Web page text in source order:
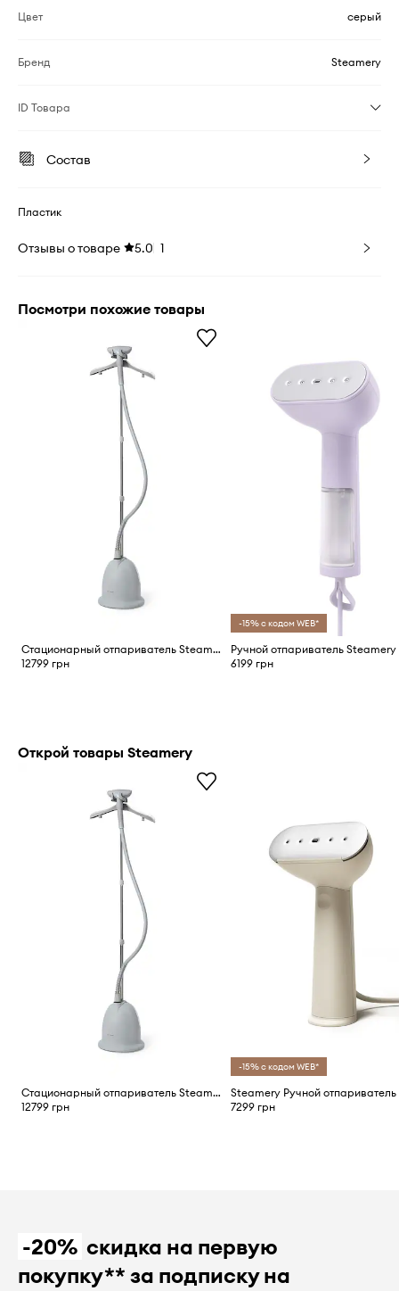
Цвет серый
Бренд Steamery
ID Товара
Состав
Пластик
Отзывы о товаре 5.0 1
Посмотри похожие товары
Стационарный отпариватель Steamery Cumulus Home Steamer
12799 грн
-15% с кодом WEB*
6199 грн
Открой товары Steamery
Стационарный отпариватель Steamery Cumulus Home Steamer
12799 грн
-15% с кодом WEB*
7299 грн
-20% скидка на первую
покупку** за подписку на